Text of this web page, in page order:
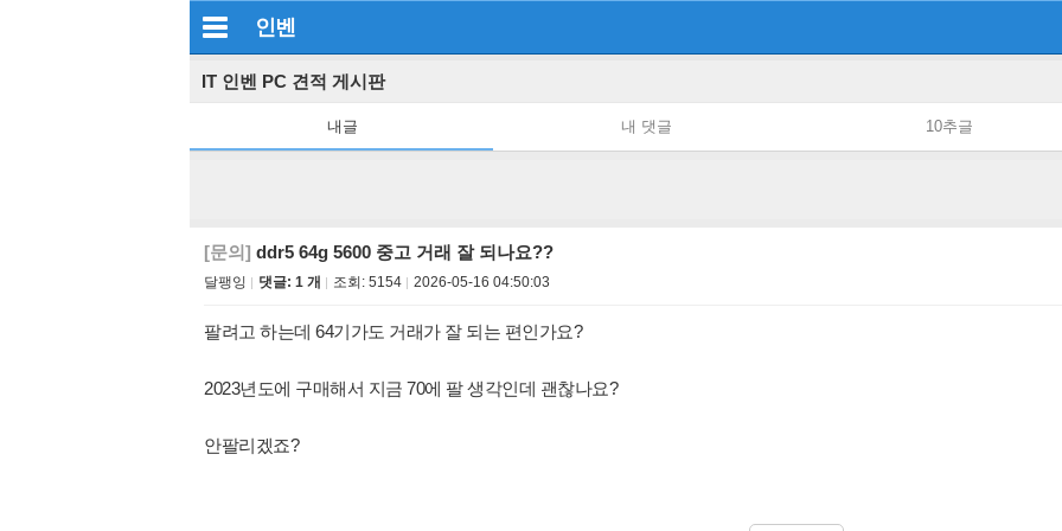
인벤
IT 인벤 PC 견적 게시판
내글 내 댓글 10추글
[문의] ddr5 64g 5600 중고 거래 잘 되나요??
달팽잉 댓글: 1 개 조회: 5154 2026-05-16 04:50:03
팔려고 하는데 64기가도 거래가 잘 되는 편인가요?
2023년도에 구매해서 지금 70에 팔 생각인데 괜찮나요?
안팔리겠죠?